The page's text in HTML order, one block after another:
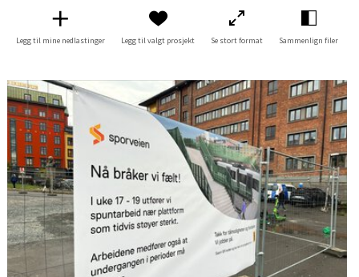
Legg til mine nedlastinger Legg til valgt prosjekt Se stort format Sammenlign filer